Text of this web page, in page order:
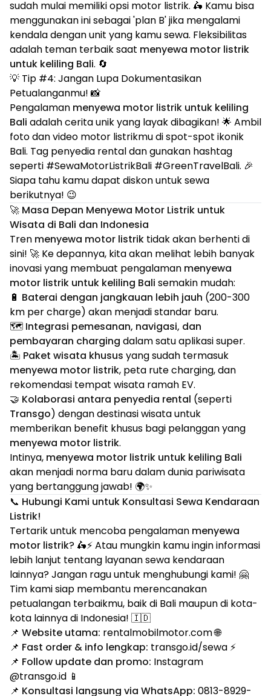
sudah mulai memiliki opsi motor listrik. 🛵 Kamu bisa
menggunakan ini sebagai 'plan B' jika mengalami
kendala dengan unit yang kamu sewa. Fleksibilitas
adalah teman terbaik saat menyewa motor listrik
untuk keliling Bali. 🔄
💡 Tip #4: Jangan Lupa Dokumentasikan
Petualanganmu! 📸
Pengalaman menyewa motor listrik untuk keliling
Bali adalah cerita unik yang layak dibagikan! 🌟 Ambil
foto dan video motor listrikmu di spot-spot ikonik
Bali. Tag penyedia rental dan gunakan hashtag
seperti #SewaMotorListrikBali #GreenTravelBali. 🎉
Siapa tahu kamu dapat diskon untuk sewa
berikutnya! 😉
🚀 Masa Depan Menyewa Motor Listrik untuk
Wisata di Bali dan Indonesia
Tren menyewa motor listrik tidak akan berhenti di
sini! 🚀 Ke depannya, kita akan melihat lebih banyak
inovasi yang membuat pengalaman menyewa
motor listrik untuk keliling Bali semakin mudah:
🔋 Baterai dengan jangkauan lebih jauh (200-300
km per charge) akan menjadi standar baru.
🗺️ Integrasi pemesanan, navigasi, dan
pembayaran charging dalam satu aplikasi super.
🏝️ Paket wisata khusus yang sudah termasuk
menyewa motor listrik, peta rute charging, dan
rekomendasi tempat wisata ramah EV.
🤝 Kolaborasi antara penyedia rental (seperti
Transgo) dengan destinasi wisata untuk
memberikan benefit khusus bagi pelanggan yang
menyewa motor listrik.
Intinya, menyewa motor listrik untuk keliling Bali
akan menjadi norma baru dalam dunia pariwisata
yang bertanggung jawab! 🌍✨
📞 Hubungi Kami untuk Konsultasi Sewa Kendaraan
Listrik!
Tertarik untuk mencoba pengalaman menyewa
motor listrik? 🛵⚡ Atau mungkin kamu ingin informasi
lebih lanjut tentang layanan sewa kendaraan
lainnya? Jangan ragu untuk menghubungi kami! 🤗
Tim kami siap membantu merencanakan
petualangan terbaikmu, baik di Bali maupun di kota-
kota lainnya di Indonesia! 🇮🇩
📌 Website utama: rentalmobilmotor.com 🌐
📌 Fast order & info lengkap: transgo.id/sewa ⚡
📌 Follow update dan promo: Instagram
@transgo.id 📱
📌 Konsultasi langsung via WhatsApp: 0813-8929-